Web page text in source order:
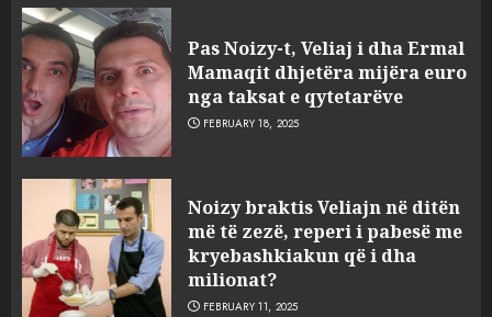
Pas Noizy-t, Veliaj i dha Ermal
Mamaqit dhjetëra mijëra euro
nga taksat e qytetarëve
FEBRUARY 18, 2025
Noizy braktis Veliajn në ditën
më të zezë, reperi i pabesë me
kryebashkiakun që i dha
milionat?
FEBRUARY 11, 2025
3
sulmuan “One Albania”,
ngjarja u fsheh. A u vodhën
serverat?
4
çfarë dënimi kërkon për
Mariela dhe Antonela
Berishën
MARCH 25, 2025